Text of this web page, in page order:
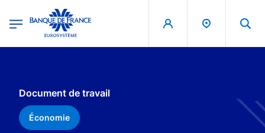
Banque de France - Menu Principal
Document de travail
Économie